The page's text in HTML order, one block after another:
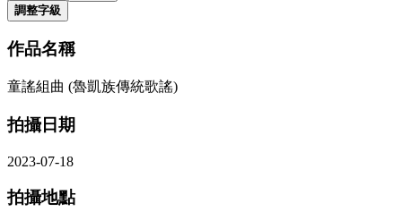
調整字級
作品名稱
童謠組曲 (魯凱族傳統歌謠)
拍攝日期
2023-07-18
拍攝地點